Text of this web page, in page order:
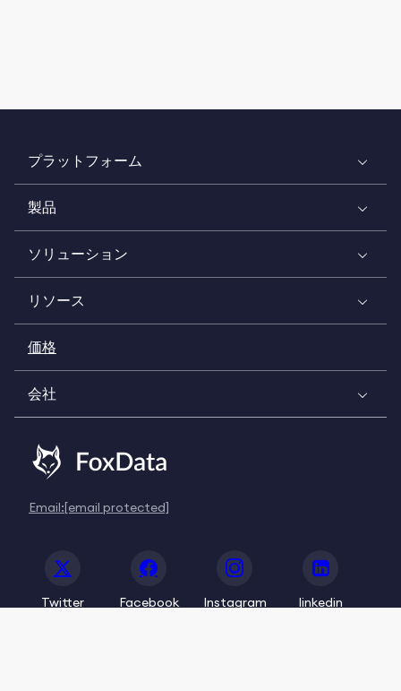
プラットフォーム
製品
ソリューション
リソース
価格
会社
Email:[email protected]
Twitter Facebook Instagram linkedin